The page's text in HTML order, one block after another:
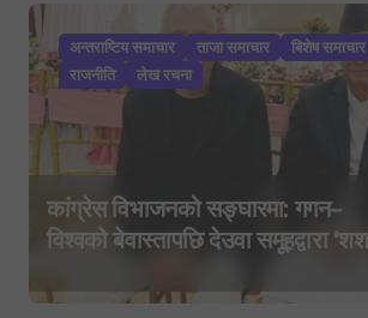
अन्तराष्टिय समाचार ताजा समाचार बिशेष समाचार
राजनीति
लेख रचना
कांग्रेस विभाजनको सङ्घारमा: गगन–
विश्वको बेवास्तापछि देउवा समूहद्वारा
यात्राको घोषणा तयारी!